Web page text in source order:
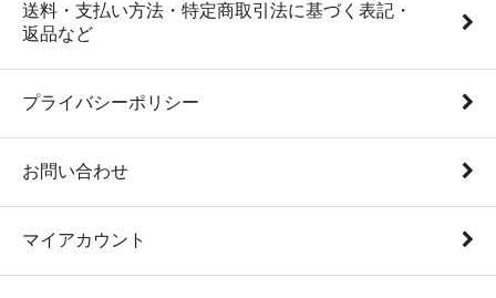
送料・支払い方法・特定商取引法に基づく表記・
返品など
プライバシーポリシー
お問い合わせ
マイアカウント